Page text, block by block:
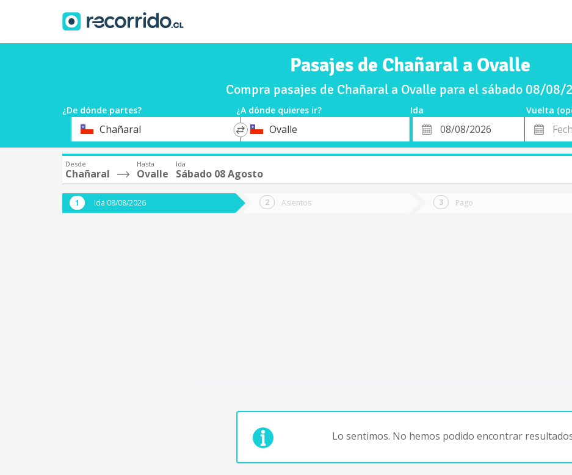
Pasajes de Chañaral a Ovalle
Compra pasajes de Chañaral a Ovalle para el sábado 08/08/
¿De dónde partes? ¿A dónde quieres ir? Ida
Vuelta
OrigenChañaral
*
DestinoOvalle
Fecha
de
Fecha
de
Vuelta
Desde
Chañaral
Hasta
Ovalle
Ida
Sábado 08 Agosto
Ida 08/08/2026 Asientos Pago
Lo sentimos. No hemos podido encontrar